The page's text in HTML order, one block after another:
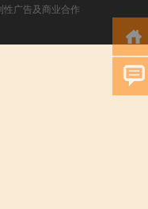
广告及商业合作